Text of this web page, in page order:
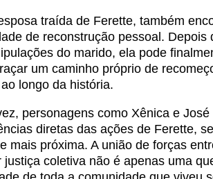
traída de Ferette, também
de reconstrução pessoal.
do marido, ela pode
um caminho próprio de
longo da história.
personagens como Xênica e
diretas das ações de Ferette,
mais próxima. A união de forças
justiça coletiva não é apenas uma